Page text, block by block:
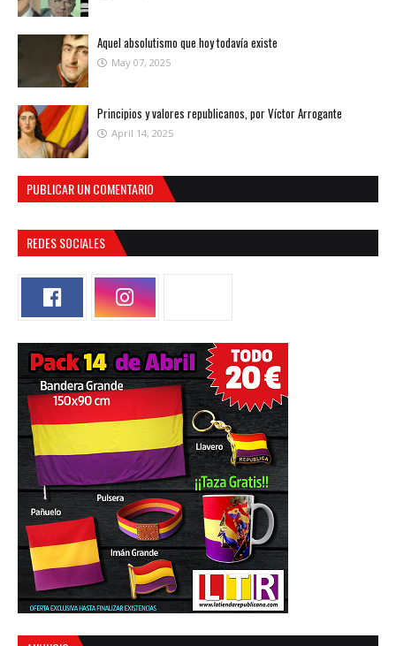
Aquel absolutismo que hoy todavía existe
May 07, 2025
Principios y valores republicanos, por Víctor Arrogante
April 14, 2025
PUBLICAR UN COMENTARIO
REDES SOCIALES